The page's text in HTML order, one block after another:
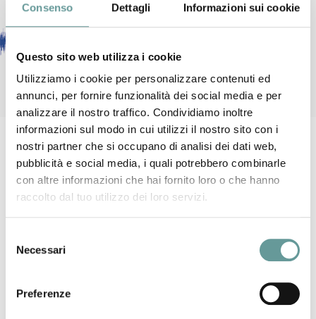
Consenso Dettagli Informazioni sui cookie
Questo sito web utilizza i cookie
Utilizziamo i cookie per personalizzare contenuti ed
annunci, per fornire funzionalità dei social media e per
analizzare il nostro traffico. Condividiamo inoltre
informazioni sul modo in cui utilizzi il nostro sito con i
nostri partner che si occupano di analisi dei dati web,
pubblicità e social media, i quali potrebbero combinarle
con altre informazioni che hai fornito loro o che hanno
raccolto dal tuo utilizzo dei loro servizi.
delNecessari
Preferenze
Versione italiana–English version
DOVE
Apuangeolab
Martedì 10 ottobre